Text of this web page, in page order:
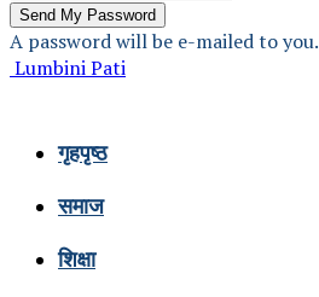
A password will be e-mailed to you.
Lumbini Pati
गृहपृष्ठ
समाज
शिक्षा